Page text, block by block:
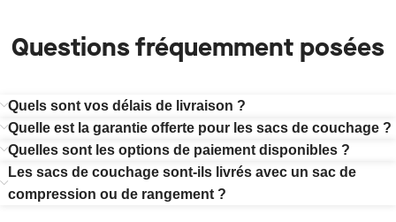
Questions fréquemment posées
Quels sont vos délais de livraison ?
Quelle est la garantie offerte pour les sacs de couchage ?
Quelles sont les options de paiement disponibles ?
Les sacs de couchage sont-ils livrés avec un sac de
compression ou de rangement ?